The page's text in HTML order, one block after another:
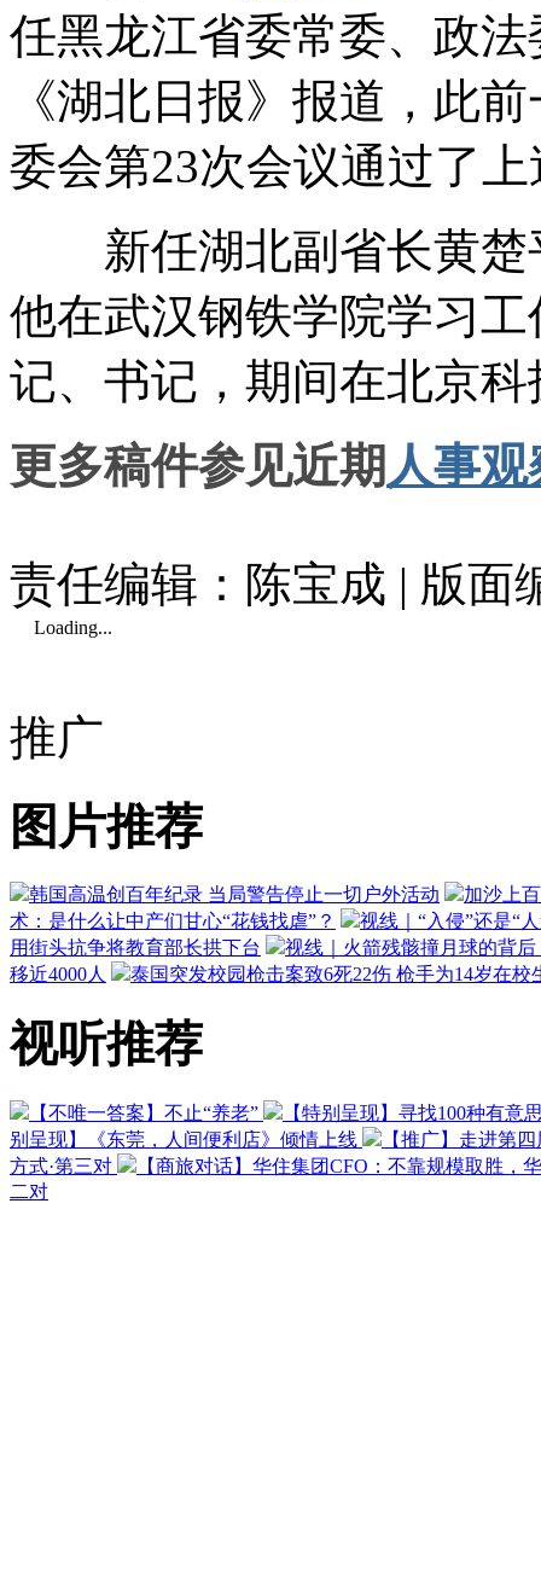
任黑龙江省委常委、政
《湖北日报》报道，此
委会第23次会议通过了
新任湖北副省长黄楚
他在武汉钢铁学院学习
记、书记，期间在北京
更多稿件参见近期 人事观
责任编辑：陈宝成 | 版面
Loading...
推广
图片推荐
韩国高温创百年纪录 当局警告停止一切户外活动
加沙上
术：是什么让中产们甘心“花钱找虐”？
视线｜“入侵”还是“
用街头抗争将教育部长拱下台
视线｜火箭残骸撞月球的背
移近4000人
泰国突发校园枪击案致6死22伤 枪手为14岁在校
视听推荐
【不唯一答案】不止“养老”
【特别呈现】寻找100种有意
别呈现】《东莞，人间便利店》倾情上线
【推广】走进第
方式·第三对
【商旅对话】华住集团CFO：不靠规模取胜，
二对